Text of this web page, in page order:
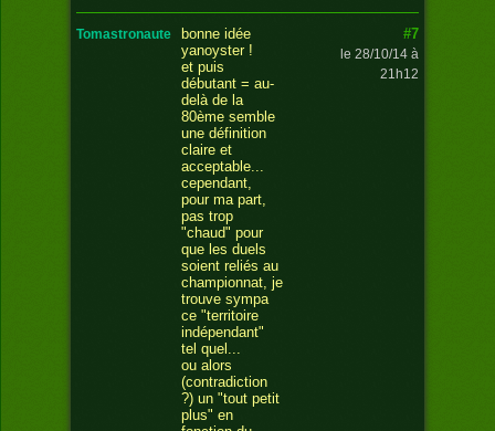
tomastronaute
bonne idée
yanoyster !
et puis
débutant = au-
delà de la
80ème semble
une définition
claire et
acceptable...
cependant,
pour ma part,
pas trop
"chaud" pour
que les duels
soient reliés au
championnat, je
trouve sympa
ce "territoire
indépendant"
tel quel...
ou alors
(contradiction
?) un "tout petit
plus" en
#7
le 28/10/14 à
21h12